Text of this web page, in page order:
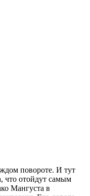
повороте. И тут
что отойдут самым
Мангуста в